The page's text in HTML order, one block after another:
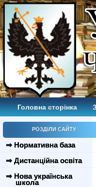
Головна сторінка
РОЗДІЛИ САЙТУ
⇒ Нормативна база
⇒ Дистанційна освіта
⇒ Нова українська
школа